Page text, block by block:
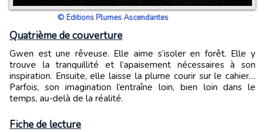
© Editions Plumes Ascendantes
Quatrième de couverture
Gwen est une rêveuse. Elle aime s’isoler en forêt. Elle y
trouve la tranquillité et l’apaisement nécessaires à son
inspiration. Ensuite, elle laisse la plume courir sur le cahier…
Parfois, son imagination l’entraîne loin, bien loin dans le
temps, au-delà de la réalité.
Fiche de lecture